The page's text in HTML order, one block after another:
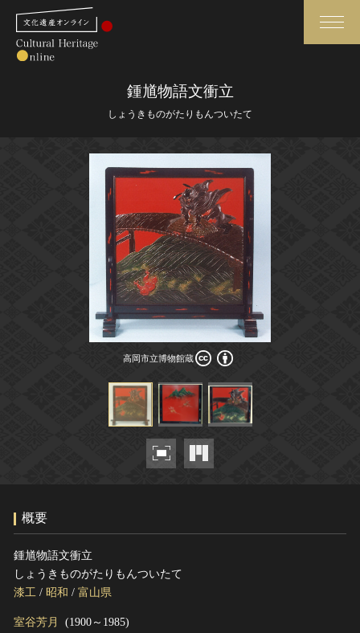
さらに詳細検索
世界遺産と無形文化遺産
全国の美術館・博物館
媒体資料・関連記事等
博物館、美術館の皆さまへ
文化庁よりご挨拶
今月のみどころ
お知らせ一覧
ヘルプ
このサイトについて
関連サイトリンク
サイトマップ
サイトのご意見はこちら
文化遺産データベース
国指定文化財等データベース
鍾馗物語文衝立
しょうきものがたりもんついたて
高岡市立博物館蔵
高岡市立博物館蔵
概要
鍾馗物語文衝立
しょうきものがたりもんついたて
漆工 / 昭和 / 富山県
室谷芳月
(1900～1985)